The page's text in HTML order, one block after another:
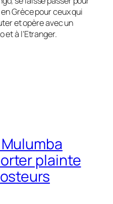
Grèce pour ceux qui
et opère avec un
et à l’Etranger.
plainte